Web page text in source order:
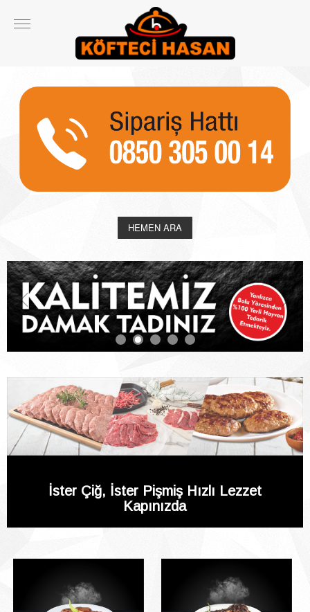
HEMEN ARA
İster Çiğ, İster Pişmiş Hızlı Lezzet
Kapınızda